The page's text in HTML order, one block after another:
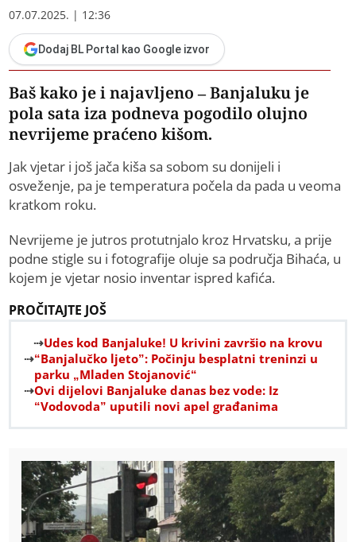
07.07.2025. | 12:36
Dodaj BL Portal kao Google izvor
Baš kako je i najavljeno – Banjaluku je
pola sata iza podneva pogodilo olujno
nevrijeme praćeno kišom.
Jak vjetar i još jača kiša sa sobom su donijeli i
osveženje, pa je temperatura počela da pada u veoma
kratkom roku.
Nevrijeme je jutros protutnjalo kroz Hrvatsku, a prije
podne stigle su i fotografije oluje sa područja Bihaća, u
kojem je vjetar nosio inventar ispred kafića.
PROČITAJTE JOŠ
Udes kod Banjaluke! U krivini završio na krovu
“Banjalučko ljeto”: Počinju besplatni treninzi u
parku „Mladen Stojanović“
Ovi dijelovi Banjaluke danas bez vode: Iz
“Vodovoda” uputili novi apel građanima